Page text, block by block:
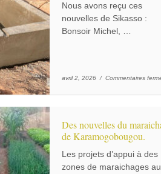
Nous avons reçu ces
nouvelles de Sikasso :
Bonsoir Michel, …
avril 2, 2026 / Commentaires
Des nouvelles du
de Karamogobougou.
Les projets d’appui à des
zones de maraichages au